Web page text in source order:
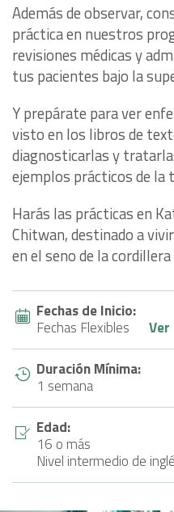
Además de observar,
práctica en nuestros
revisiones médicas y
tus pacientes bajo la
Y prepárate para ver
visto en los libros de
diagnosticarlas y
ejemplos prácticos de la
Harás las prácticas en
Chitwan, destinado a
en el seno de la
Fechas de Inicio:
Fechas Flexibles
Ver
Duración Mínima:
1 semana
Edad:
16 o más
Nivel intermedio de